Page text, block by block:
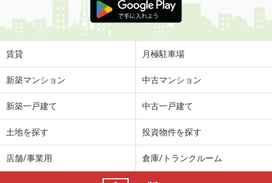
賃貸 月極駐車場
新築マンション 中古マンション
新築一戸建て 中古一戸建て
土地を探す 投資物件を探す
店舗/事業用 倉庫/トランクルーム